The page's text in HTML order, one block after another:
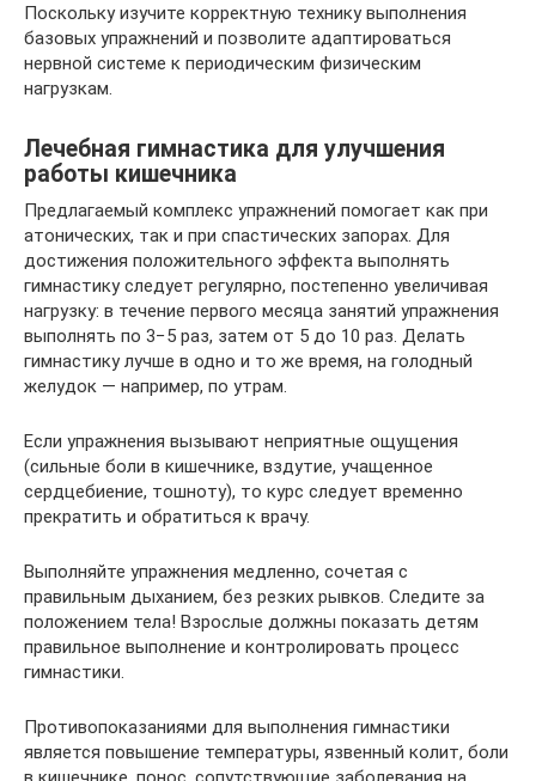
Поскольку изучите корректную технику выполнения
базовых упражнений и позволите адаптироваться
нервной системе к периодическим физическим
нагрузкам.
Лечебная гимнастика для улучшения
работы кишечника
Предлагаемый комплекс упражнений помогает как при
атонических, так и при спастических запорах. Для
достижения положительного эффекта выполнять
гимнастику следует регулярно, постепенно увеличивая
нагрузку: в течение первого месяца занятий упражнения
выполнять по 3−5 раз, затем от 5 до 10 раз. Делать
гимнастику лучше в одно и то же время, на голодный
желудок — например, по утрам.
Если упражнения вызывают неприятные ощущения
(сильные боли в кишечнике, вздутие, учащенное
сердцебиение, тошноту), то курс следует временно
прекратить и обратиться к врачу.
Выполняйте упражнения медленно, сочетая с
правильным дыханием, без резких рывков. Следите за
положением тела! Взрослые должны показать детям
правильное выполнение и контролировать процесс
гимнастики.
Противопоказаниями для выполнения гимнастики
является повышение температуры, язвенный колит, боли